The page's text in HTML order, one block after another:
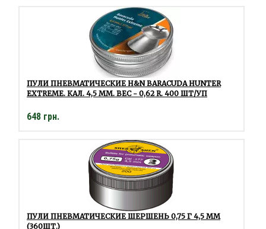
ПУЛИ ПНЕВМАТИЧЕСКИЕ H&N BARACUDA HUNTER
EXTREME. КАЛ. 4,5 ММ. ВЕС - 0,62 R. 400 ШТ/УП
648 грн.
ПУЛИ ПНЕВМАТИЧЕСКИЕ ШЕРШЕНЬ 0,75 Г 4,5 ММ
(360ШТ.)